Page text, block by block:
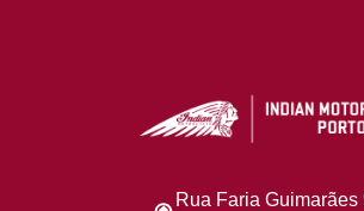
Rua Faria Guimarães